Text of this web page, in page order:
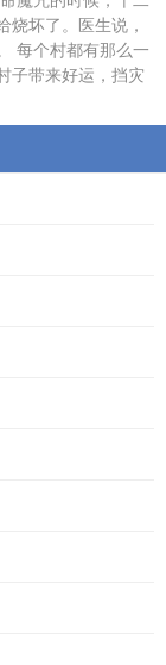
烧坏了。医生说，
每个村都有那么一
子带来好运，挡灾